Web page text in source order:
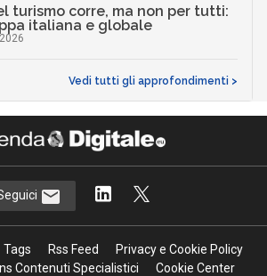
turismo corre, ma non per tutti:
italiana e globale
Vedi tutti gli approfondimenti >
Tags Rss Feed
Privacy e Cookie Policy
Contenuti Specialistici
Cookie Center